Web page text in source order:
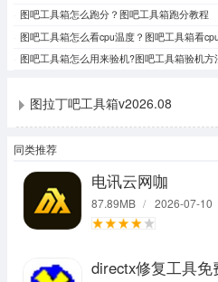
图吧工具箱怎么跑分？图吧工具箱跑分教程
图吧工具箱怎么看cpu温度？图吧工具箱看
图吧工具箱怎么用来验机?图吧工具箱验机方
图拉丁吧工具箱v2026.08
同类推荐
电讯云网咖
87.89MB / 2026-07-10
directx修复工具免